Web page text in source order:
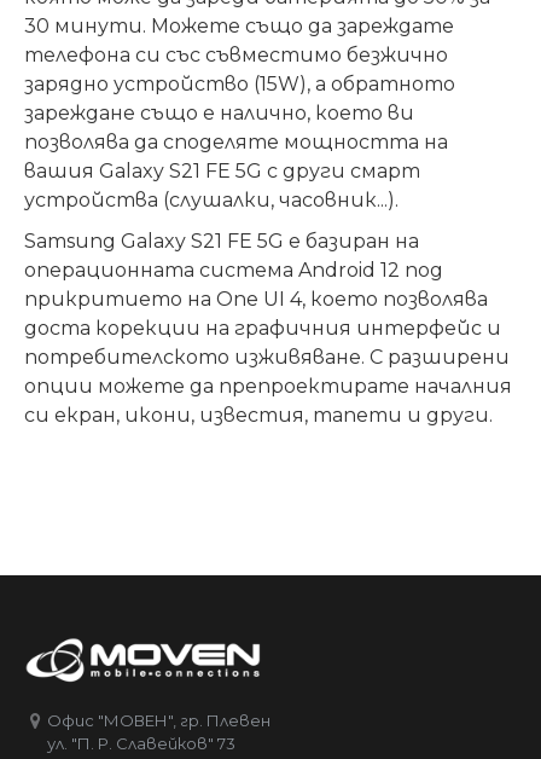
30 минути. Можете също да зареждате
телефона си със съвместимо безжично
зарядно устройство (15W), а обратното
зареждане също е налично, което ви
позволява да споделяте мощността на
вашия Galaxy S21 FE 5G с други смарт
устройства (слушалки, часовник...).
Samsung Galaxy S21 FE 5G е базиран на
операционната система Android 12 под
прикритието на One UI 4, което позволява
доста корекции на графичния интерфейс и
потребителското изживяване. С разширени
опции можете да препроектирате началния
си екран, икони, известия, тапети и други.
Офис "МОВЕН", гр. Плевен
ул. "П. Р. Славейков" 73